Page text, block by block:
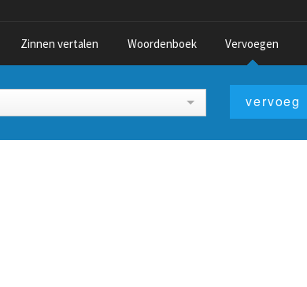
Zinnen vertalen Woordenboek Vervoegen